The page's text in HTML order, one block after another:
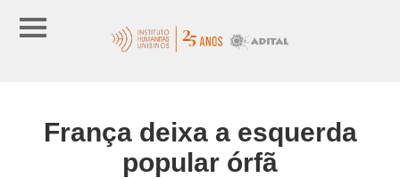
França deixa a esquerda
popular órfã